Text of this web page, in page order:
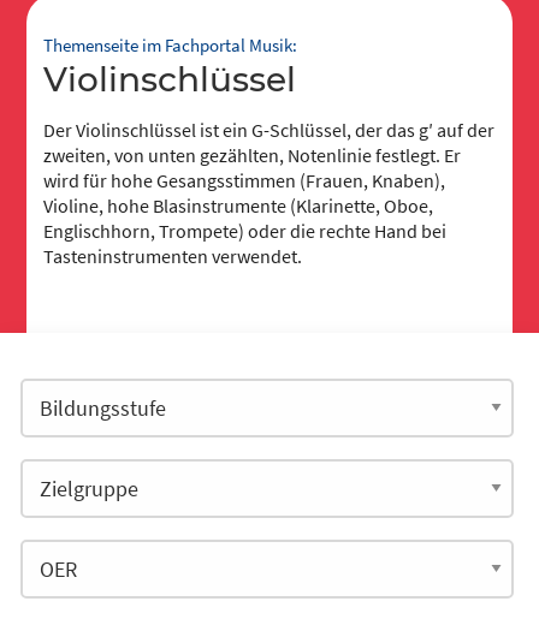
Themenseite im Fachportal Musik:
Violinschlüssel
Der Violinschlüssel ist ein G-Schlüssel, der das g′ auf der
zweiten, von unten gezählten, Notenlinie festlegt. Er
wird für hohe Gesangsstimmen (Frauen, Knaben),
Violine, hohe Blasinstrumente (Klarinette, Oboe,
Englischhorn, Trompete) oder die rechte Hand bei
Tasteninstrumenten verwendet.